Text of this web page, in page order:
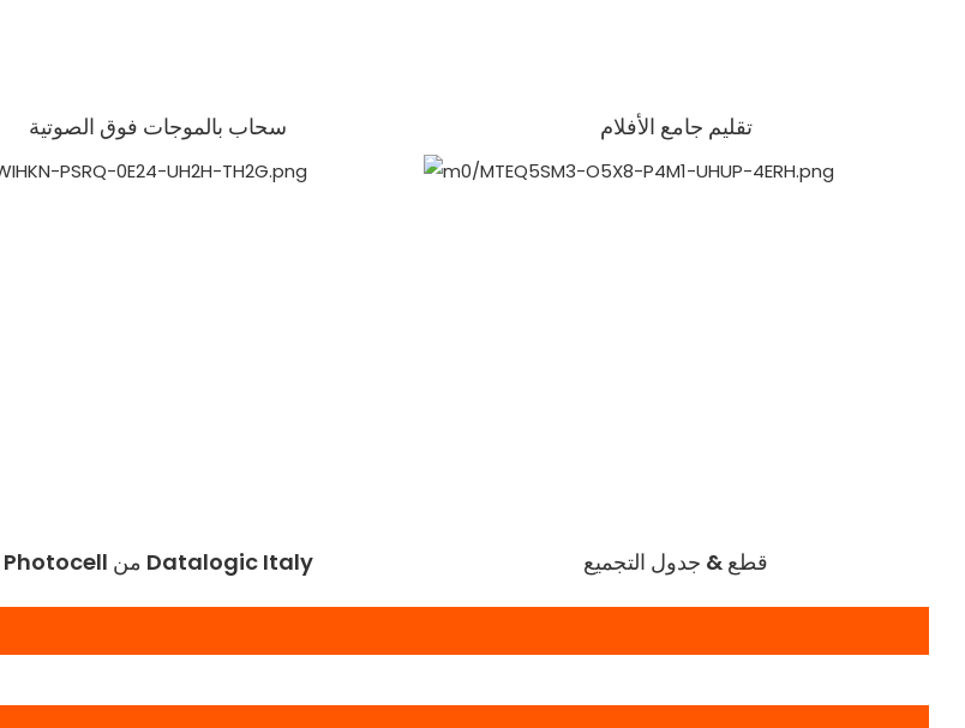
سحاب بالموجات فوق الصوتية تقليم جامع الأفلام
Photocell من Datalogic Italy قطع & جدول التجميع